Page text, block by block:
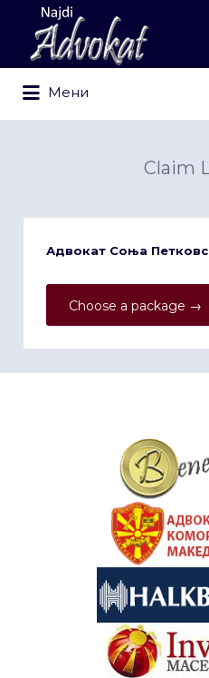
Search
for:
Мени
for:
Claim
Адвокат Соња